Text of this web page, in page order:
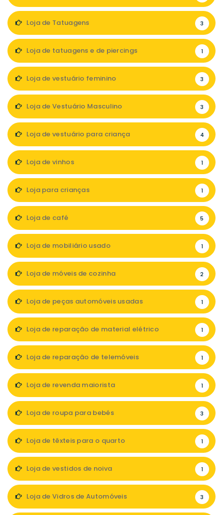
Loja de Tatuagens 3
Loja de tatuagens e de piercings 1
Loja de vestuário feminino 3
Loja de Vestuário Masculino 3
Loja de vestuário para criança 4
Loja de vinhos 1
Loja para crianças 1
Loja de café 5
Loja de mobiliário usado 1
Loja de móveis de cozinha 2
Loja de peças automóveis usadas 1
Loja de reparação de material elétrico 1
Loja de reparação de telemóveis 1
Loja de revenda maiorista 1
Loja de roupa para bebés 3
Loja de têxteis para o quarto 1
Loja de vestidos de noiva 1
Loja de Vidros de Automóveis 3